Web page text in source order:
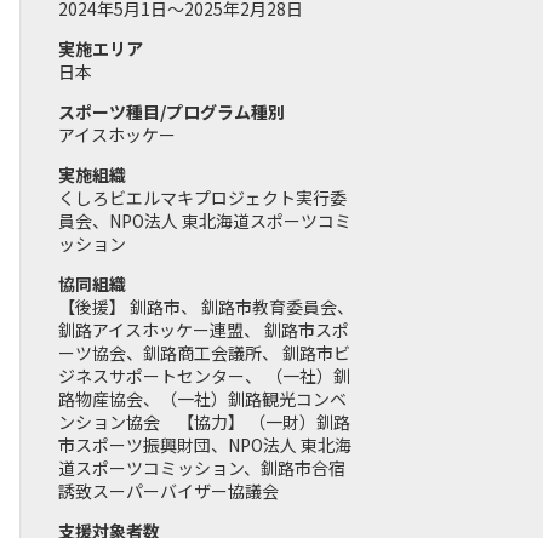
2024年5月1日～2025年2月28日
実施エリア
日本
スポーツ種目/プログラム種別
アイスホッケー
実施組織
くしろビエルマキプロジェクト実行委
員会、NPO法人 東北海道スポーツコミ
ッション
協同組織
【後援】 釧路市、 釧路市教育委員会、
釧路アイスホッケー連盟、 釧路市スポ
ーツ協会、釧路商工会議所、 釧路市ビ
ジネスサポートセンター、 （一社）釧
路物産協会、（一社）釧路観光コンベ
ンション協会 【協力】 （一財）釧路
市スポーツ振興財団、NPO法人 東北海
道スポーツコミッション、釧路市合宿
誘致スーパーバイザー協議会
支援対象者数